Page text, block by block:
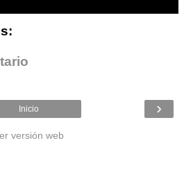
›
Inicio
versión web